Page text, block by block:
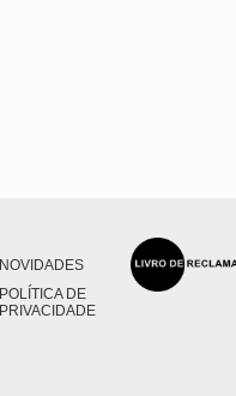
NOVIDADES
POLÍTICA DE
PRIVACIDADE